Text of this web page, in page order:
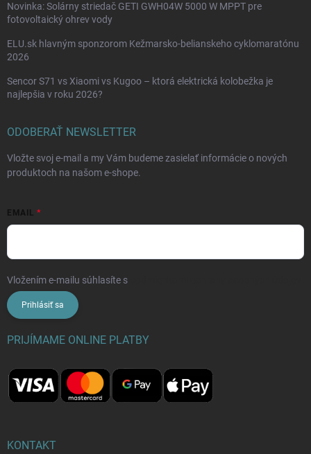
Novinka: Solárny striedač GETI GWH04W 5000 W MPPT pre
fotovoltaický ohrev vody
ELU.sk hlavným sponzorom Kežmarsko-belianskeho cyklomaratónu
2026
Sencor S71 vs Xiaomi vs Kugoo – ktorá elektrická kolobežka je
najlepšia v roku 2026?
ODOBERAŤ NEWSLETTER
Vložte svoj e-mail a my Vám budeme zasielať informácie o nových
produktoch na našom e-shope.
EMAIL
Vložením e-mailu súhlasíte s
Prihlásiť sa
PRIJÍMAME ONLINE PLATBY
KONTAKT